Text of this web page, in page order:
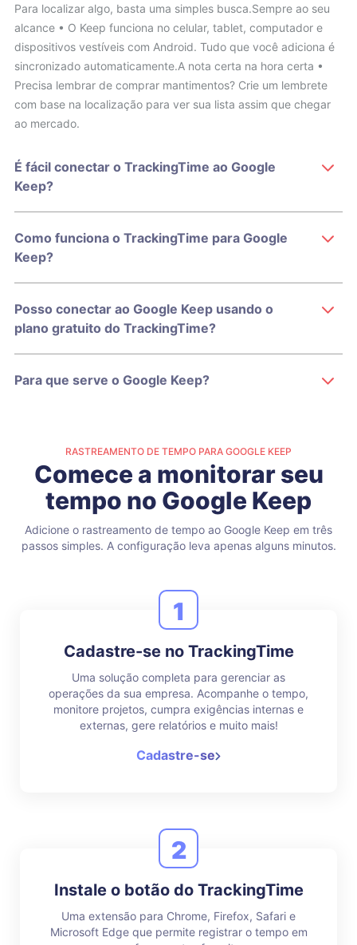
Para localizar algo, basta uma simples busca.Sempre ao seu
alcance • O Keep funciona no celular, tablet, computador e
dispositivos vestíveis com Android. Tudo que você adiciona é
sincronizado automaticamente.A nota certa na hora certa •
Precisa lembrar de comprar mantimentos? Crie um lembrete
com base na localização para ver sua lista assim que chegar
ao mercado.
É fácil conectar o TrackingTime ao Google
Keep?
Como funciona o TrackingTime para Google
Keep?
Posso conectar ao Google Keep usando o
plano gratuito do TrackingTime?
Para que serve o Google Keep?
RASTREAMENTO DE TEMPO PARA GOOGLE KEEP
Comece a monitorar seu
tempo no Google Keep
Adicione o rastreamento de tempo ao Google Keep em três
passos simples. A configuração leva apenas alguns minutos.
1
Cadastre-se no TrackingTime
Uma solução completa para gerenciar as
operações da sua empresa. Acompanhe o tempo,
monitore projetos, cumpra exigências internas e
externas, gere relatórios e muito mais!
Cadastre-se
2
Instale o botão do TrackingTime
Uma extensão para Chrome, Firefox, Safari e
Microsoft Edge que permite registrar o tempo em